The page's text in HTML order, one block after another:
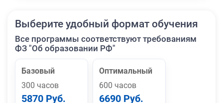
Выберите удобный формат обучения
Все программы соответствуют требованиям
ФЗ "Об образовании РФ"
Базовый
300 часов
5870 Руб.
Оптимальный
600 часов
6690 Руб.